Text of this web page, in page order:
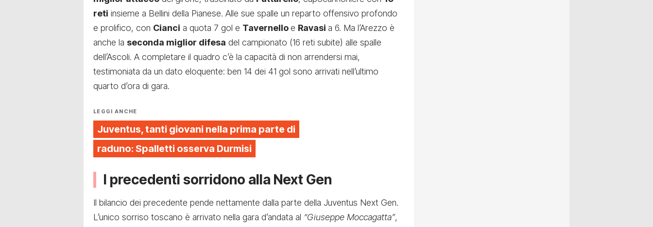
reti insieme a Bellini della Pianese. Alle sue spalle un reparto offensivo profondo
e prolifico, con Cianci a quota 7 gol e Tavernelloe Ravasi a 6. Ma l’Arezzo è
anche la seconda miglior difesa del campionato (16 reti subite) alle spalle
dell’Ascoli. A completare il quadro c’è la capacità di non arrendersi mai,
testimoniata da un dato eloquente: ben 14 dei 41 gol sono arrivati nell’ultimo
quarto d’ora di gara.
LEGGI ANCHE
Juventus, tanti giovani nella prima parte di
raduno: Spalletti osserva Durmisi
I precedenti sorridono alla Next Gen
Il bilancio dei precedente pende nettamente dalla parte della Juventus Next Gen.
L’unico sorriso toscano è arrivato nella gara d’andata al “Giuseppe Moccagatta”,